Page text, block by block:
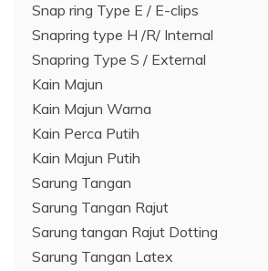
Snap ring Type E / E-clips
Snapring type H /R/ Internal
Snapring Type S / External
Kain Majun
Kain Majun Warna
Kain Perca Putih
Kain Majun Putih
Sarung Tangan
Sarung Tangan Rajut
Sarung tangan Rajut Dotting
Sarung Tangan Latex